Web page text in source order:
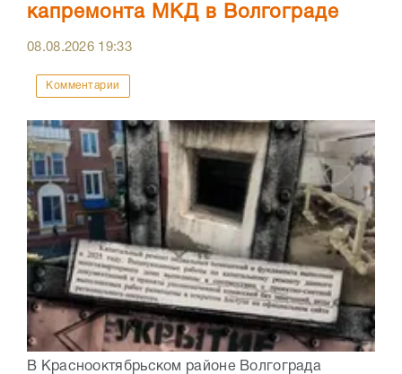
капремонта МКД в Волгограде
08.08.2026 19:33
Комментарии
В Краснооктябрьском районе Волгограда